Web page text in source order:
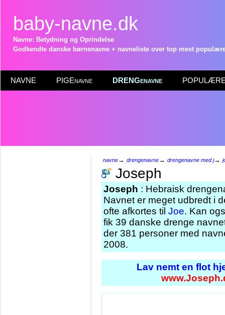
baby-navne.dk
Navne: Betydning og Oprindelse
Godkendte danske børnenavne + navneliste over top mest
NAVNE PIGEnavne DRENGenavne POPULÆRE
navne→ drengenavne→ drengenavne med j→
Joseph
Joseph : Hebraisk
Navnet er meget udbredt i
ofte afkortes til Joe. Kan
fik 39 danske drenge
der 381 personer med
2008.
Lav nemt en flot